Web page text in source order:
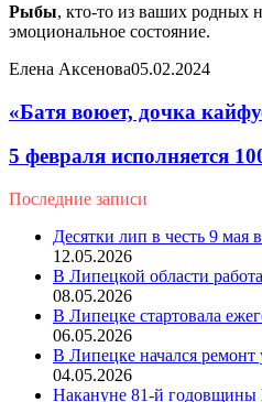
Рыбы, кто-то из ваших родных
эмоциональное состояние.
Елена Аксенова05.02.2024
«Батя воюет, дочка
5 февраля исполняется
Последние записи
Десятки лип в честь 9
12.05.2026
В Липецкой области
08.05.2026
В Липецке стартовала
06.05.2026
В Липецке начался
04.05.2026
Накануне 81-й годовщины